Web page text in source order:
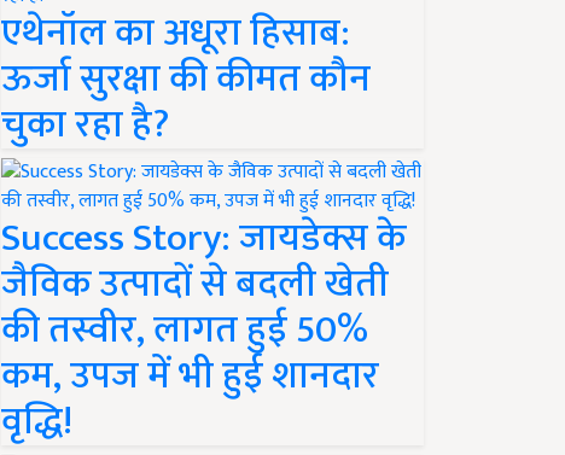
एथेनॉल का अधूरा हिसाब:
ऊर्जा सुरक्षा की कीमत कौन
चुका रहा है?
Success Story: जायडेक्स के
जैविक उत्पादों से बदली खेती
की तस्वीर, लागत हुई 50%
कम, उपज में भी हुई शानदार
वृद्धि!